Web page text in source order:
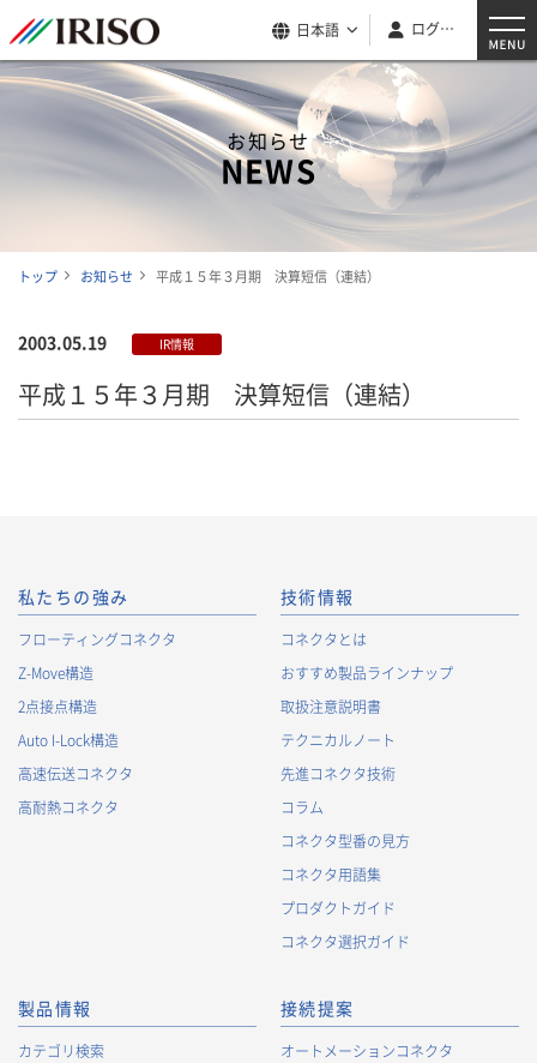
日本語 ログイン
お知らせ
NEWS
トップ お知らせ 平成１５年３月期 決算短信（連結）
2003.05.19 IR情報
平成１５年３月期 決算短信（連結）
私たちの強み
フローティングコネクタ
Z-Move構造
2点接点構造
Auto I-Lock構造
高速伝送コネクタ
高耐熱コネクタ
技術情報
コネクタとは
おすすめ製品ラインナップ
取扱注意説明書
テクニカルノート
先進コネクタ技術
コラム
コネクタ型番の見方
コネクタ用語集
プロダクトガイド
コネクタ選択ガイド
製品情報
カテゴリ検索
接続提案
オートメーションコネクタ